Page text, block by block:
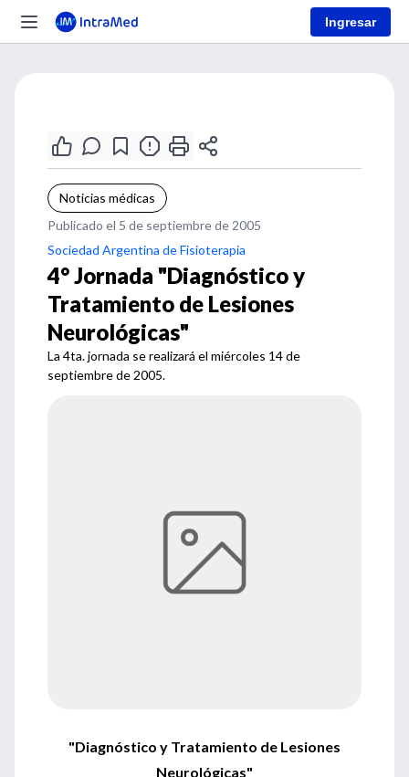
Ingresar
Noticias médicas
Publicado el 5 de septiembre de 2005
Sociedad Argentina de Fisioterapia
4° Jornada "Diagnóstico y
Tratamiento de Lesiones
Neurológicas"
La 4ta. jornada se realizará el miércoles 14 de
septiembre de 2005.
"Diagnóstico y Tratamiento de Lesiones
Neurológicas"